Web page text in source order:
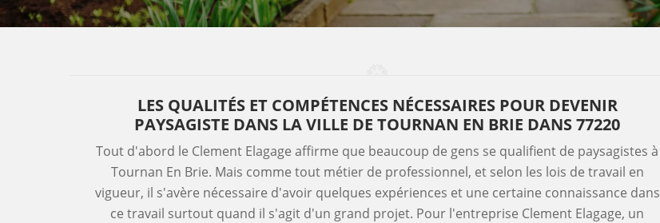
LES QUALITÉS ET COMPÉTENCES NÉCESSAIRES POUR DEVENIR
PAYSAGISTE DANS LA VILLE DE TOURNAN EN BRIE DANS 77220
Tout d'abord le Clement Elagage affirme que beaucoup de gens se qualifient de paysagistes à
Tournan En Brie. Mais comme tout métier de professionnel, et selon les lois de travail en
vigueur, il s'avère nécessaire d'avoir quelques expériences et une certaine connaissance dans
ce travail surtout quand il s'agit d'un grand projet. Pour l'entreprise Clement Elagage, un